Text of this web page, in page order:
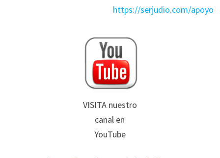
https://serjudio.com/apoyo
VISITA nuestro
canal en
YouTube